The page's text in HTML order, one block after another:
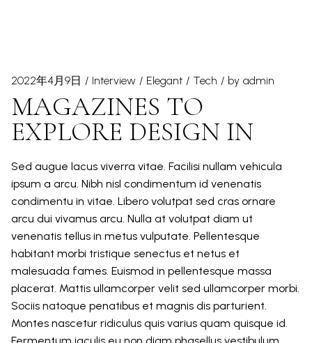
2022年4月9日 Interview Elegant Tech by admin
MAGAZINES TO
EXPLORE DESIGN IN
Sed augue lacus viverra vitae. Facilisi nullam vehicula
ipsum a arcu. Nibh nisl condimentum id venenatis
condimentu in vitae. Libero volutpat sed cras ornare
arcu dui vivamus arcu. Nulla at volutpat diam ut
venenatis tellus in metus vulputate. Pellentesque
habitant morbi tristique senectus et netus et
malesuada fames. Euismod in pellentesque massa
placerat. Mattis ullamcorper velit sed ullamcorper morbi.
Sociis natoque penatibus et magnis dis parturient.
Montes nascetur ridiculus quis varius quam quisque id.